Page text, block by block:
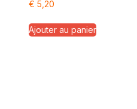
€ 5,20
Ajouter au panier